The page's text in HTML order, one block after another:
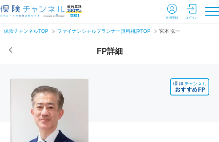
会員登録 ログイン
保険チャンネルTOP ファイナンシャルプランナー無料相談TOP 宮本 弘一
FP詳細